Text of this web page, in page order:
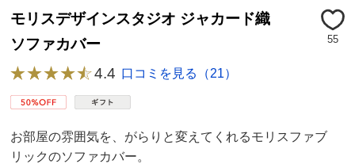
モリスデザインスタジオ ジャカード織
ソファカバー
55
4.4 口コミを見る（21）
お部屋の雰囲気を、がらりと変えてくれるモリスファブ
リックのソファカバー。